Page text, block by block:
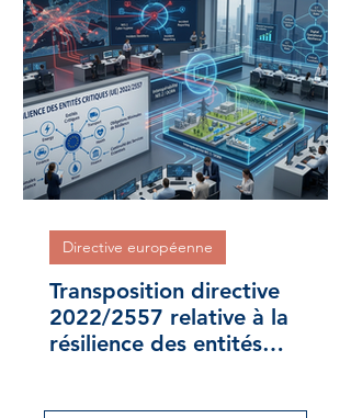
Transposition directive
2022/2557 relative à la
résilience des entités
Directive européenne